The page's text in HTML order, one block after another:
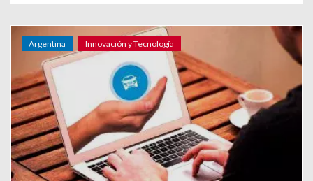
Argentina Innovación y Tecnología